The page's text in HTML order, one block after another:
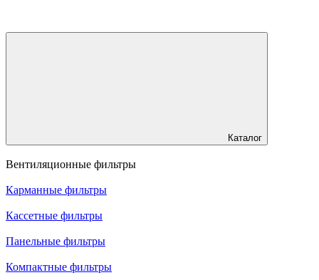
Каталог
Вентиляционные фильтры
Карманные фильтры
Кассетные фильтры
Панельные фильтры
Компактные фильтры